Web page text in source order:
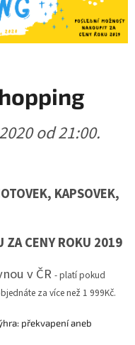
od 21:00.
KAPSOVEK,
ZA CENY ROKU 2019
v ČR - platí pokud
za více než 1 999Kč.
překvapení aneb